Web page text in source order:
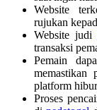
Website
rujukan
Website judi
transaksi
Pemain
memastikan
platform
Proses